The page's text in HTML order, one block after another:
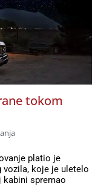
tokom
platio je
koje je uletelo
kabini spremao